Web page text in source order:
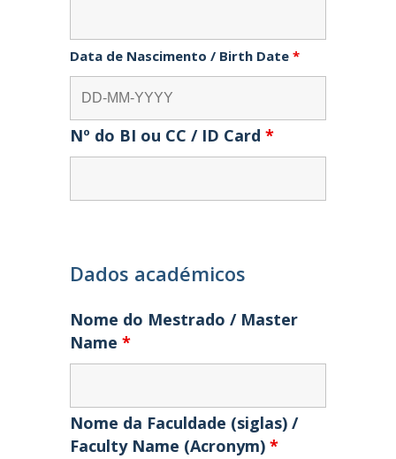
Data de Nascimento / Birth Date *
Nº do BI ou CC / ID Card *
Dados académicos
Nome do Mestrado / Master
Name *
Nome da Faculdade (siglas) /
Faculty Name (Acronym) *